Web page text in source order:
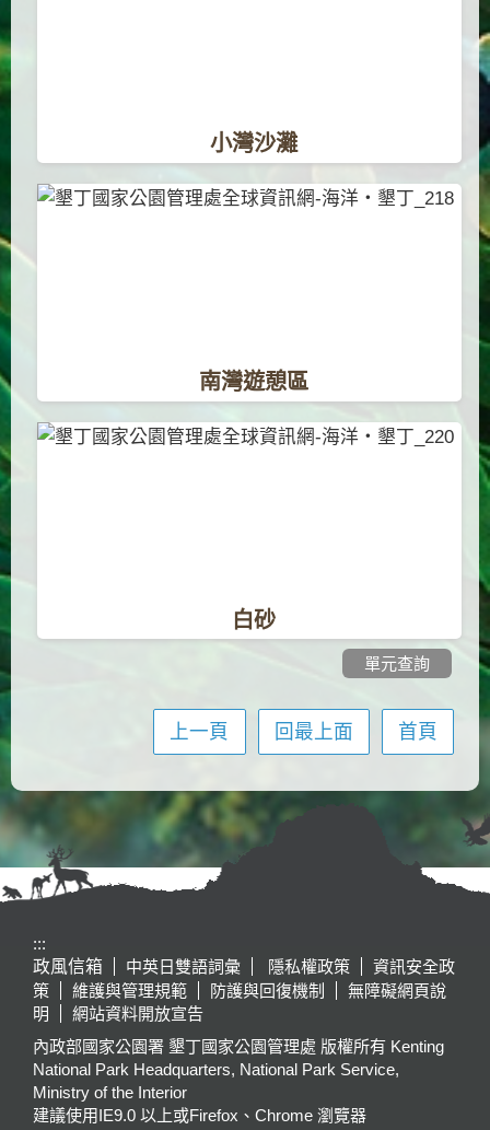
小灣沙灘
南灣遊憩區
白砂
單元查詢
上一頁 回最上面 首頁
:::
政風信箱
中英日雙語詞彙 隱私權政策
資訊安全政
策
維護與管理規範 防護與回復機制
無障礙網頁說
明
網站資料開放宣告
內政部國家公園署 墾丁國家公園管理處 版權所有 Kenting
National Park Headquarters, National Park Service,
Ministry of the Interior
建議使用IE9.0 以上或Firefox、Chrome 瀏覽器